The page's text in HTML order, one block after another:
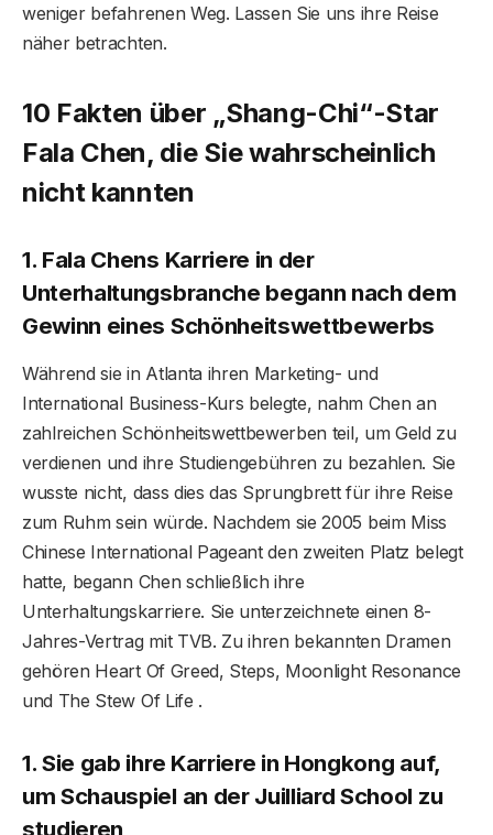
weniger befahrenen Weg. Lassen Sie uns ihre Reise
näher betrachten.
10 Fakten über „Shang-Chi“-Star
Fala Chen, die Sie wahrscheinlich
nicht kannten
1. Fala Chens Karriere in der
Unterhaltungsbranche begann nach dem
Gewinn eines Schönheitswettbewerbs
Während sie in Atlanta ihren Marketing- und
International Business-Kurs belegte, nahm Chen an
zahlreichen Schönheitswettbewerben teil, um Geld zu
verdienen und ihre Studiengebühren zu bezahlen. Sie
wusste nicht, dass dies das Sprungbrett für ihre Reise
zum Ruhm sein würde. Nachdem sie 2005 beim Miss
Chinese International Pageant den zweiten Platz belegt
hatte, begann Chen schließlich ihre
Unterhaltungskarriere. Sie unterzeichnete einen 8-
Jahres-Vertrag mit TVB. Zu ihren bekannten Dramen
gehören Heart Of Greed, Steps, Moonlight Resonance
und The Stew Of Life .
1. Sie gab ihre Karriere in Hongkong auf,
um Schauspiel an der Juilliard School zu
studieren